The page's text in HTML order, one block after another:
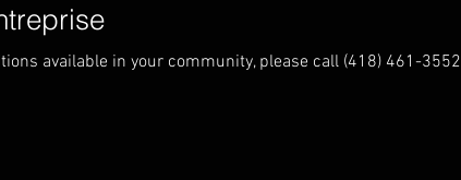
available in your community, please call (418) 461-3552